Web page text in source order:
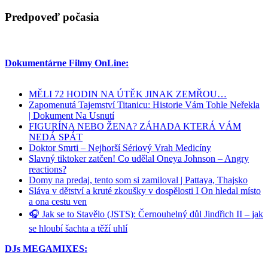
Predpoveď počasia
Dokumentárne Filmy OnLine:
MĚLI 72 HODIN NA ÚTĚK JINAK ZEMŘOU…
Zapomenutá Tajemství Titanicu: Historie Vám Tohle Neřekla
| Dokument Na Usnutí
FIGURÍNA NEBO ŽENA? ZÁHADA KTERÁ VÁM
NEDÁ SPÁT
Doktor Smrti – Nejhorší Sériový Vrah Medicíny
Slavný tiktoker zatčen! Co udělal Oneya Johnson – Angry
reactions?
Domy na predaj, tento som si zamiloval | Pattaya, Thajsko
Sláva v dětství a kruté zkoušky v dospělosti I On hledal místo
a ona cestu ven
🎧 Jak se to Stavělo (JSTS): Černouhelný důl Jindřich II – jak
se hloubí šachta a těží uhlí
DJs MEGAMIXES: